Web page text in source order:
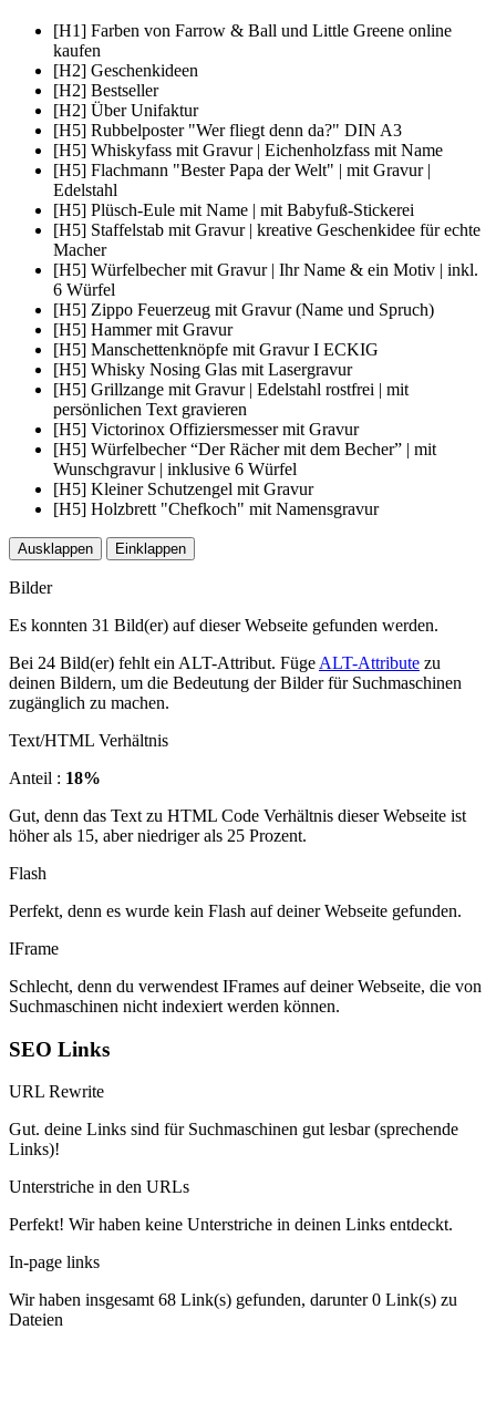
[H1] Farben von Farrow & Ball und Little Greene online
kaufen
[H2] Geschenkideen
[H2] Bestseller
[H2] Über Unifaktur
[H5] Rubbelposter "Wer fliegt denn da?" DIN A3
[H5] Whiskyfass mit Gravur | Eichenholzfass mit Name
[H5] Flachmann "Bester Papa der Welt" | mit Gravur |
Edelstahl
[H5] Plüsch-Eule mit Name | mit Babyfuß-Stickerei
[H5] Staffelstab mit Gravur | kreative Geschenkidee für echte
Macher
[H5] Würfelbecher mit Gravur | Ihr Name & ein Motiv | inkl.
6 Würfel
[H5] Zippo Feuerzeug mit Gravur (Name und Spruch)
[H5] Hammer mit Gravur
[H5] Manschettenknöpfe mit Gravur I ECKIG
[H5] Whisky Nosing Glas mit Lasergravur
[H5] Grillzange mit Gravur | Edelstahl rostfrei | mit
persönlichen Text gravieren
[H5] Victorinox Offiziersmesser mit Gravur
[H5] Würfelbecher “Der Rächer mit dem Becher” | mit
Wunschgravur | inklusive 6 Würfel
[H5] Kleiner Schutzengel mit Gravur
[H5] Holzbrett "Chefkoch" mit Namensgravur
Ausklappen Einklappen
Bilder
Es konnten 31 Bild(er) auf dieser Webseite gefunden werden.
Bei 24 Bild(er) fehlt ein ALT-Attribut. Füge ALT-Attribute zu
deinen Bildern, um die Bedeutung der Bilder für Suchmaschinen
zugänglich zu machen.
Text/HTML Verhältnis
Anteil : 18%
Gut, denn das Text zu HTML Code Verhältnis dieser Webseite ist
höher als 15, aber niedriger als 25 Prozent.
Flash
Perfekt, denn es wurde kein Flash auf deiner Webseite gefunden.
IFrame
Schlecht, denn du verwendest IFrames auf deiner Webseite, die von
Suchmaschinen nicht indexiert werden können.
SEO Links
URL Rewrite
Gut. deine Links sind für Suchmaschinen gut lesbar (sprechende
Links)!
Unterstriche in den URLs
Perfekt! Wir haben keine Unterstriche in deinen Links entdeckt.
In-page links
Wir haben insgesamt 68 Link(s) gefunden, darunter 0 Link(s) zu
Dateien